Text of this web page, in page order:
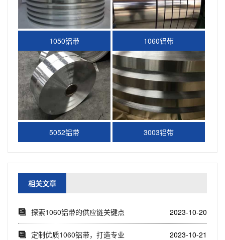
1050铝带 1060铝带
5052铝带 3003铝带
相关文章
探索1060铝带的供应链关键点
(1060铝...
2023-10-20
定制优质1060铝带，打造专业
2023-10-21